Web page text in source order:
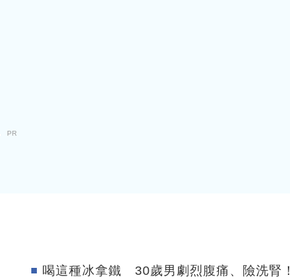
PR
喝這種冰拿鐵 30歲男劇烈腹痛、險洗腎！